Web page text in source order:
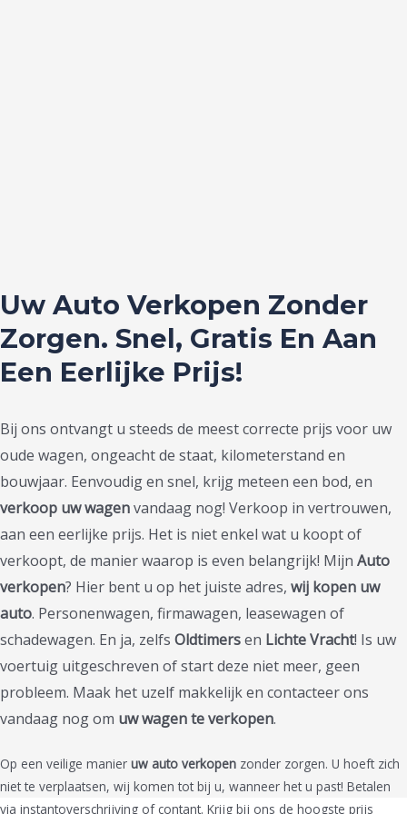
Uw Auto Verkopen Zonder
Zorgen. Snel, Gratis En Aan
Een Eerlijke Prijs!
Bij ons ontvangt u steeds de meest correcte prijs voor uw
oude wagen, ongeacht de staat, kilometerstand en
bouwjaar. Eenvoudig en snel, krijg meteen een bod, en
verkoop uw wagenvandaag nog! Verkoop in vertrouwen,
aan een eerlijke prijs. Het is niet enkel wat u koopt of
verkoopt, de manier waarop is even belangrijk! Mijn Auto
verkopen? Hier bent u op het juiste adres, wij kopen uw
auto. Personenwagen, firmawagen, leasewagen of
schadewagen. En ja, zelfs Oldtimersen Lichte Vracht! Is uw
voertuig uitgeschreven of start deze niet meer, geen
probleem. Maak het uzelf makkelijk en contacteer ons
vandaag nog om uw wagen te verkopen.
Op een veilige manier uw auto verkopen zonder zorgen. U hoeft zich
niet te verplaatsen, wij komen tot bij u, wanneer het u past! Betalen
via instantoverschrijving of contant. Krijg bij ons de hoogste prijs